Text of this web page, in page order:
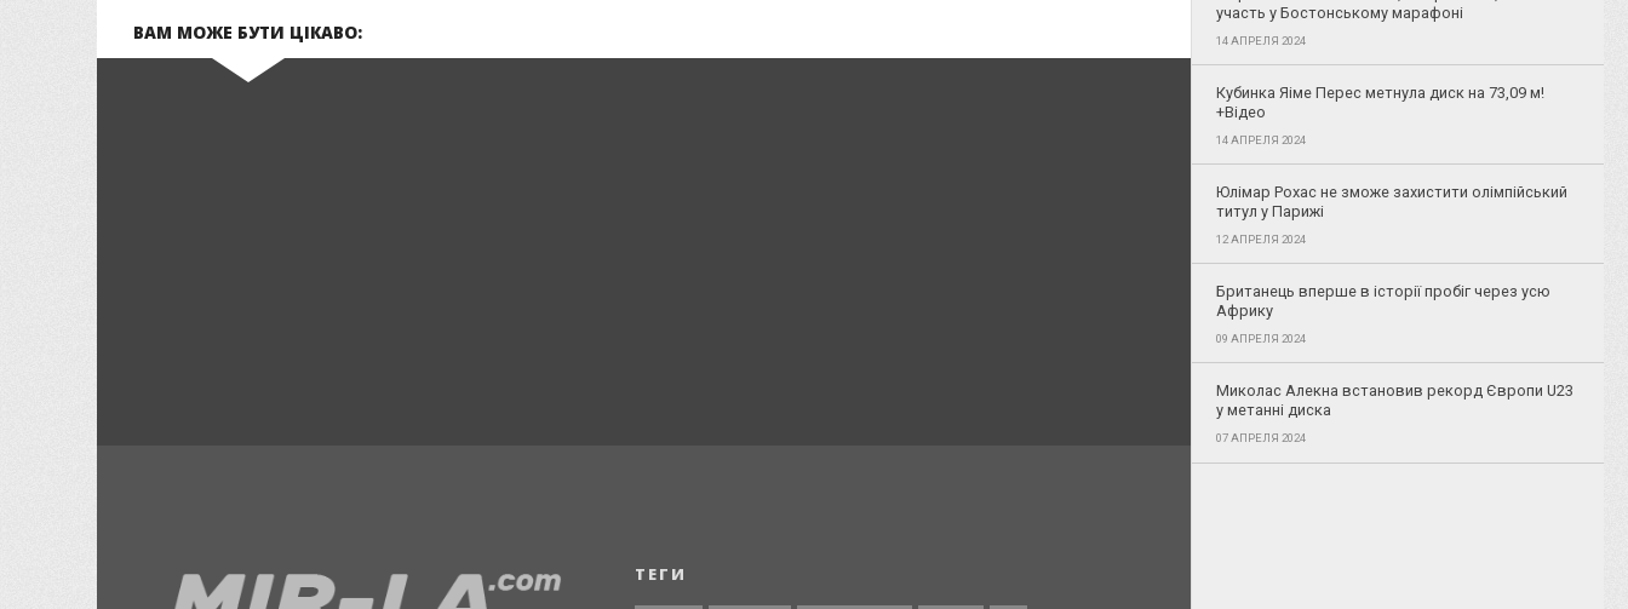
ВАМ МОЖЕ БУТИ ЦІКАВО:
участь у Бостонському марафоні
14 АПРЕЛЯ 2024
Кубинка Яіме Перес метнула диск на 73,09 м!
+Відео
14 АПРЕЛЯ 2024
Юлімар Рохас не зможе захистити олімпійський
титул у Парижі
12 АПРЕЛЯ 2024
Британець вперше в історії пробіг через усю
Африку
09 АПРЕЛЯ 2024
Миколас Алекна встановив рекорд Європи U23
у метанні диска
07 АПРЕЛЯ 2024
ТЕГИ